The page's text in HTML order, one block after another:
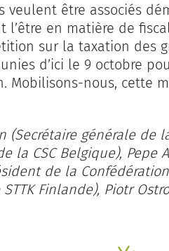
veulent être associés
l’être en matière de
sur la taxation des
d’ici le 9 octobre
Mobilisons-nous, cette
(Secrétaire générale de
la CSC Belgique), Pepe
de la
Finlande), Piotr